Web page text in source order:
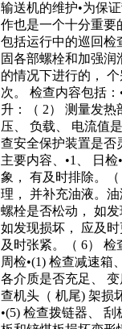
输送机的维护•为保
作也是一个十分重要
包括运行中的巡回检
固各部螺栓和加强润
的情况下进行的，
次。 检查内容包括
升：（ 2） 测量发热
压、 负载、 电流值
查安全保护装置是否
主要内容、•1、 日
象， 有及时排除。
理， 并补充油液。
螺栓是否松动， 如
如发现损坏， 应及
及时张紧。（ 6） 检
周检•(1) 检查减速箱
各介质是否充足、
查机头（ 机尾) 架损
•(5) 检查拨链器、